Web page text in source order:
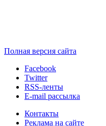
Полная версия сайта
Facebook
Twitter
RSS-ленты
E-mail рассылка
Контакты
Реклама на сайте